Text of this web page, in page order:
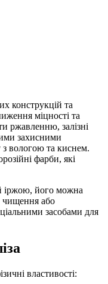
конструкцій та
міцності та
ржавленню, залізні
захисними
з вологою та киснем.
фарби, які
іржою, його можна
чищення або
засобами для
властивості: